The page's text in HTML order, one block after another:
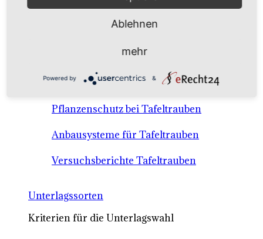
Anbausysteme & Recht
Tafeltrauben A-Z Sortenbeschreibungen
Tafeltraubenanbau - rechtliche
Voraussetzungen
Pflanzenschutz bei Tafeltrauben
Anbausysteme für Tafeltrauben
Versuchsberichte Tafeltrauben
Unterlagssorten
Kriterien für die Unterlagswahl
Ablehnen
mehr
Powered by &